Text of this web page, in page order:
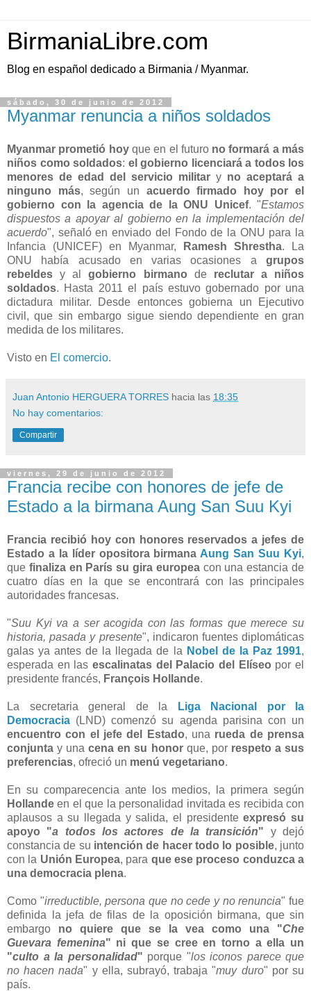
BirmaniaLibre.com
Blog en español dedicado a Birmania / Myanmar.
sábado, 30 de junio de 2012
Myanmar renuncia a niños soldados
Myanmar prometió hoyque en el futuro no formará a más
niños como soldados: el gobierno licenciará a todos los
menores de edad del servicio militar y no aceptará a
ninguno más, según un acuerdo firmado hoy por el
gobierno con la agencia de la ONU Unicef. "Estamos
dispuestos a apoyar al gobierno en la implementación del
acuerdo", señaló en enviado del Fondo de la ONU para la
Infancia (UNICEF) en Myanmar,
Ramesh Shrestha. La
ONU había acusado en varias ocasiones a grupos
rebeldes y algobierno birmano de reclutar a niños
soldados. Hasta 2011 el país estuvo gobernado por una
dictadura militar. Desde entonces gobierna un Ejecutivo
civil, que sin embargo sigue siendo dependiente en gran
medida de los militares.
Visto en El comercio.
Juan Antonio HERGUERA TORRES hacia las 18:35
No hay comentarios:
Compartir
viernes, 29 de junio de 2012
Francia recibe con honores de jefe de
Estado a la birmana Aung San Suu Kyi
Francia recibió hoy con honores reservados a jefes de
Estado a la líder opositora birmana Aung San Suu Kyi,
que finaliza en París su gira europeacon una estancia de
cuatro días en la que se encontrará con las principales
autoridades francesas.
"Suu Kyi va a ser acogida con las formas que merece su
historia, pasada y presente", indicaron fuentes diplomáticas
galas ya antes de la llegada de la Nobel de la Paz 1991,
esperada en las escalinatas del Palacio del Elíseo por el
presidente francés, François Hollande.
La secretaria general de la
Liga Nacional por la
Democracia (LND) comenzó su agenda parisina con un
encuentro con el jefe del Estado, una rueda de prensa
conjunta y unacena en su honorque, por respeto a sus
preferencias, ofreció un menú vegetariano.
En su comparecencia ante los medios, la primera según
Hollande en el que la personalidad invitada es recibida con
aplausos a su llegada y salida, el presidenteexpresó su
apoyo "a todos los actores de la transición" y dejó
constancia de su intención de hacer todo lo posible, junto
con la Unión Europea, para que ese proceso conduzca a
una democracia plena.
Como "irreductible, persona que no cede y no renuncia" fue
definida la jefa de filas de la oposición birmana, que sin
embargo no quiere que se la vea como una "Che
Guevara femenina" ni que se cree en torno a ella un
"culto a la personalidad" porque "los iconos parece que
no hacen nada" y ella, subrayó, trabaja "muy duro" por su
país.